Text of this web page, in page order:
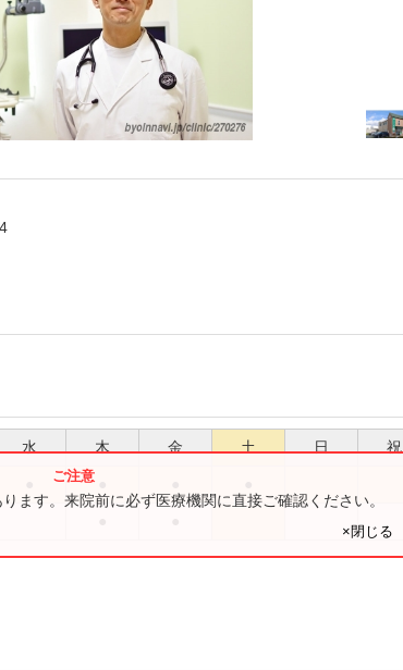
水 木 金 土 日 祝
ます。来院前に必ず医療機関に直接ご確認ください。
×閉じる